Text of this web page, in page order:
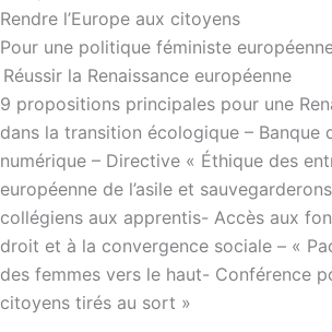
Rendre l’Europe aux citoyens
Pour une politique féministe
Réussir la Renaissance européenne
9 propositions principales pour une
dans la transition écologique –
numérique – Directive « Éthique des
européenne de l’asile et
collégiens aux apprentis- Accès aux
droit et à la convergence sociale – «
des femmes vers le haut- Conférence
citoyens tirés au sort »